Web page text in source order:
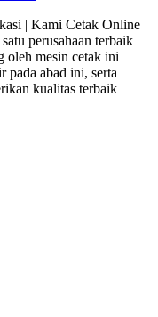
| Kami Cetak Online
perusahaan terbaik
oleh mesin cetak ini
pada abad ini, serta
kualitas terbaik